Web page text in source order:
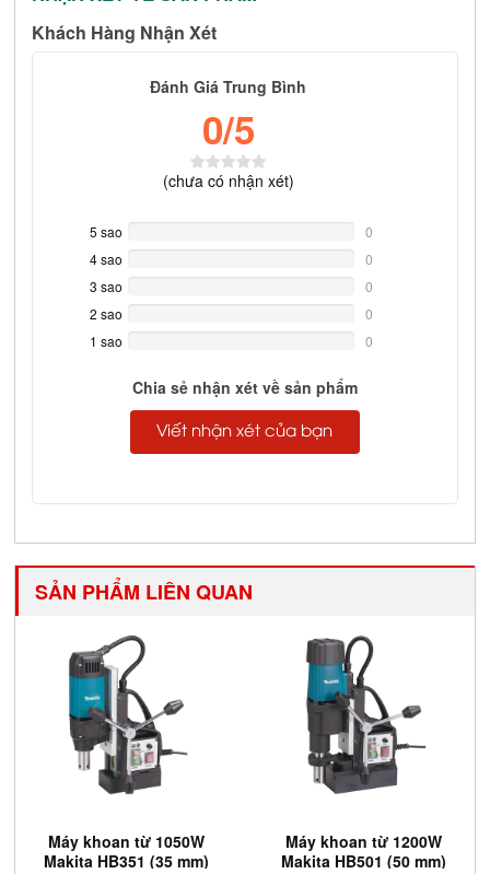
Khách Hàng Nhận Xét
Đánh Giá Trung Bình
0/5
(chưa có nhận xét)
5 sao
Complete
0
4 sao
Complete
0
3 sao
Complete
0
2 sao
Complete
0
1 sao
0
Chia sẻ nhận xét về sản phẩm
Viết nhận xét của bạn
SẢN PHẨM LIÊN QUAN
Máy khoan từ 1050W
Makita HB351 (35 mm)
Máy khoan từ 1200W
Makita HB501 (50 mm)